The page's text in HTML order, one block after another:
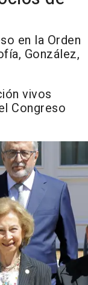
en la Orden
González,
vivos
Congreso